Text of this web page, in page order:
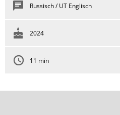
Russisch / UT Englisch
2024
11 min